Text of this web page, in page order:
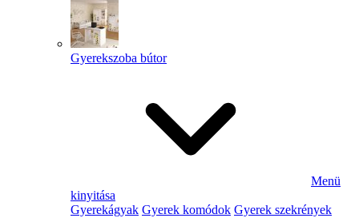
Gyerekszoba bútor
Menü
kinyitása
Gyerekágyak Gyerek komódok Gyerek szekrények